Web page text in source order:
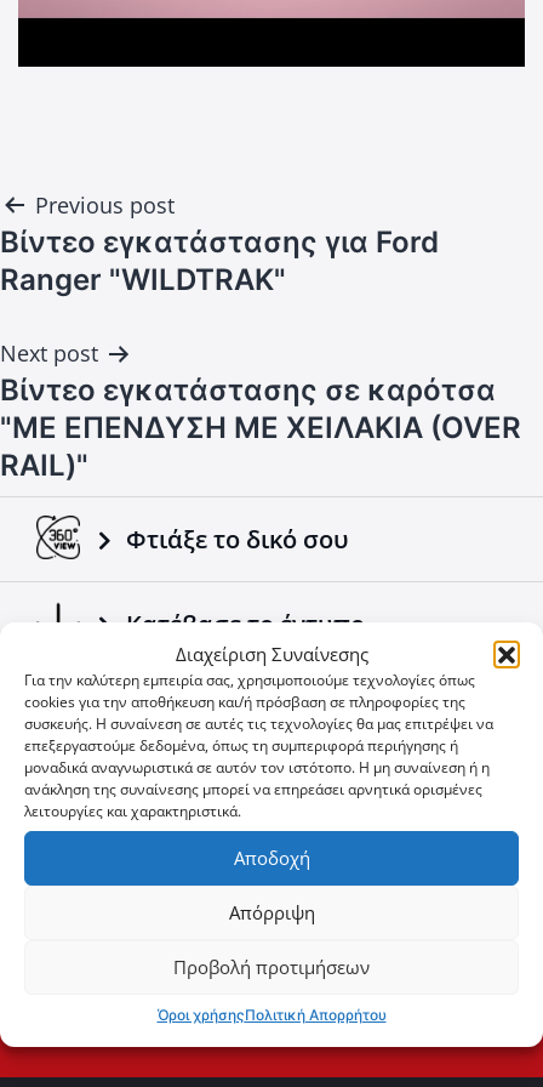
Διαχείριση Συναίνεσης
Για την καλύτερη εμπειρία σας, χρησιμοποιούμε τεχνολογίες όπως
cookies για την αποθήκευση και/ή πρόσβαση σε πληροφορίες της
συσκευής. Η συναίνεση σε αυτές τις τεχνολογίες θα μας επιτρέψει να
επεξεργαστούμε δεδομένα, όπως τη συμπεριφορά περιήγησης ή
μοναδικά αναγνωριστικά σε αυτόν τον ιστότοπο. Η μη συναίνεση ή η
ανάκληση της συναίνεσης μπορεί να επηρεάσει αρνητικά ορισμένες
λειτουργίες και χαρακτηριστικά.
Αποδοχή
Απόρριψη
Προβολή προτιμήσεων
Όροι χρήσηςΠολιτική Απορρήτου
Post
navigation
Previous post
Βίντεο εγκατάστασης για Ford
Ranger "WILDTRAK"
Next post
Βίντεο εγκατάστασης σε καρότσα
"ΜΕ ΕΠΕΝΔΥΣΗ ΜΕ ΧΕΙΛΑΚΙΑ (OVER
RAIL)"
Φτιάξε το δικό σου
Κατέβασε το έντυπο
Δείτε τα Νέα μας
Δείτε τις προσφορές
Δεν θες να χάνεις ευκαιρία;